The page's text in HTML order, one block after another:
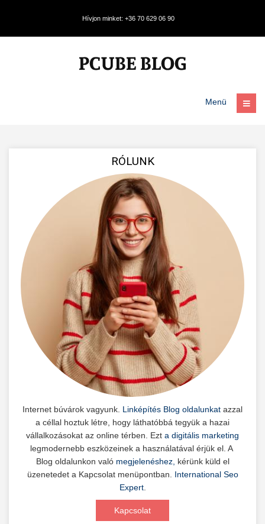
Hívjon minket: +36 70 629 06 90
Menü
RÓLUNK
Internet búvárok vagyunk. Linképítés Blog oldalunkat azzal
a céllal hoztuk létre, hogy láthatóbbá tegyük a hazai
vállalkozásokat az online térben. Ezt a digitális marketing
legmodernebb eszközeinek a használatával érjük el. A
Blog oldalunkon való megjelenéshez, kérünk küld el
üzenetedet a Kapcsolat menüpontban. International Seo
Expert.
Kapcsolat